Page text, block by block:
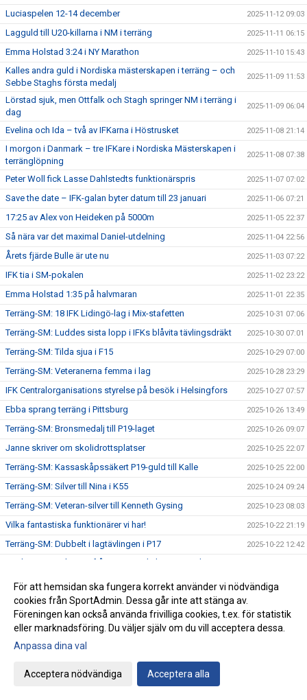
Luciaspelen 12-14 december 2025-11-12 09:03
Lagguld till U20-killarna i NM i terräng 2025-11-11 06:15
Emma Holstad 3:24 i NY Marathon 2025-11-10 15:43
Kalles andra guld i Nordiska mästerskapen i terräng – och
Sebbe Staghs första medalj
2025-11-09 11:53
Lörstad sjuk, men Ottfalk och Stagh springer NM i terräng i
dag
2025-11-09 06:04
Evelina och Ida – två av IFKarna i Höstrusket 2025-11-08 21:14
I morgon i Danmark – tre IFKare i Nordiska Mästerskapen i
terränglöpning
2025-11-08 07:38
Peter Woll fick Lasse Dahlstedts funktionärspris 2025-11-07 07:02
Save the date – IFK-galan byter datum till 23 januari 2025-11-06 07:21
17:25 av Alex von Heideken på 5000m 2025-11-05 22:37
Så nära var det maximal Daniel-utdelning 2025-11-04 22:56
Årets fjärde Bulle är ute nu 2025-11-03 07:22
IFK tia i SM-pokalen 2025-11-02 23:22
Emma Holstad 1:35 på halvmaran 2025-11-01 22:35
Terräng-SM: 18 IFK Lidingö-lag i Mix-stafetten 2025-10-31 07:06
Terräng-SM: Luddes sista lopp i IFKs blåvita tävlingsdräkt 2025-10-30 07:01
Terräng-SM: Tilda sjua i F15 2025-10-29 07:00
Terräng-SM: Veteranerna femma i lag 2025-10-28 23:29
IFK Centralorganisations styrelse på besök i Helsingfors 2025-10-27 07:57
Ebba sprang terräng i Pittsburg 2025-10-26 13:49
Terräng-SM: Bronsmedalj till P19-laget 2025-10-26 09:07
Janne skriver om skolidrottsplatser 2025-10-25 22:07
Terräng-SM: Kassaskåpssäkert P19-guld till Kalle 2025-10-25 22:00
Terräng-SM: Silver till Nina i K55 2025-10-24 09:24
Terräng-SM: Veteran-silver till Kenneth Gysing 2025-10-23 08:03
Vilka fantastiska funktionärer vi har! 2025-10-22 21:19
Terräng-SM: Dubbelt i lagtävlingen i P17 2025-10-22 12:42
Stark trio juniorlöpare från IFK i Nordiska mästerskapen i
Terräng-SM: Samuels första USM-guld 2025-10-21 07:48
Terräng-SM: Trippelseger i P16 2025-10-20 14:35
Terräng-SM: Överlägsen Sebbeseger i P17 2025-10-19 22:34
Andreas Movin nära att kliva under tretimmarsgränsen i
Terräng-SM: Nära, nära senior-SM-guld för Kalle
För att hemsidan ska fungera korrekt använder vi nödvändiga
cookies från SportAdmin. Dessa går inte att stänga av.
Föreningen kan också använda frivilliga cookies, t.ex. för statistik
eller marknadsföring. Du väljer själv om du vill acceptera dessa.
Anpassa dina val
Acceptera nödvändiga Acceptera alla